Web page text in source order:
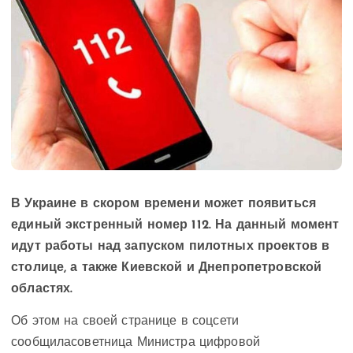
В Украине в скором времени может появиться
единый экстренный номер 112. На данный момент
идут работы над запуском пилотных проектов в
столице, а также Киевской и Днепропетровской
областях.
Об этом на своей странице в соцсети
сообщиласоветница Министра цифровой